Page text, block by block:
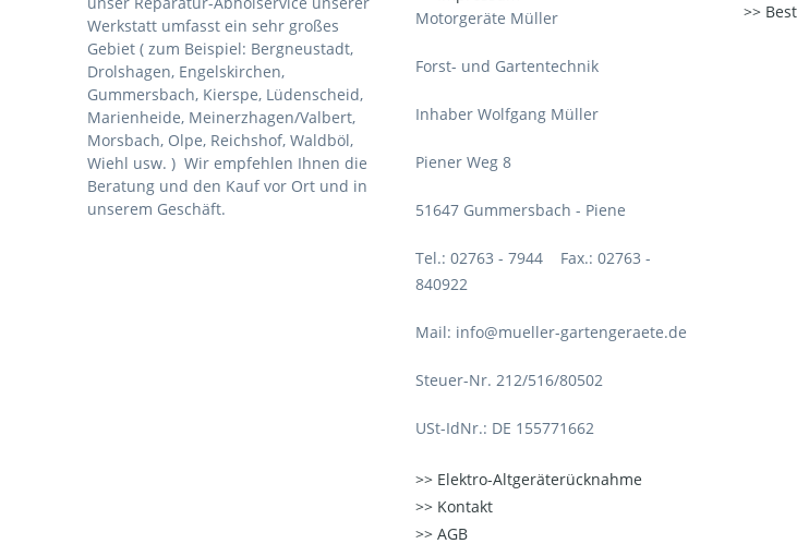
Werkstatt umfasst ein sehr großes
Gebiet ( zum Beispiel: Bergneustadt,
Drolshagen, Engelskirchen,
Gummersbach, Kierspe, Lüdenscheid,
Marienheide, Meinerzhagen/Valbert,
Morsbach, Olpe, Reichshof, Waldböl,
Wiehl usw. ) Wir empfehlen Ihnen die
Beratung und den Kauf vor Ort und in
unserem Geschäft.
Motorgeräte Müller
Forst- und Gartentechnik
Inhaber Wolfgang Müller
Piener Weg 8
51647 Gummersbach - Piene
Tel.: 02763 - 7944 Fax.: 02763 -
840922
Mail: info@mueller-gartengeraete.de
Steuer-Nr. 212/516/80502
USt-IdNr.: DE 155771662
Elektro-Altgeräterücknahme
Kontakt
AGB